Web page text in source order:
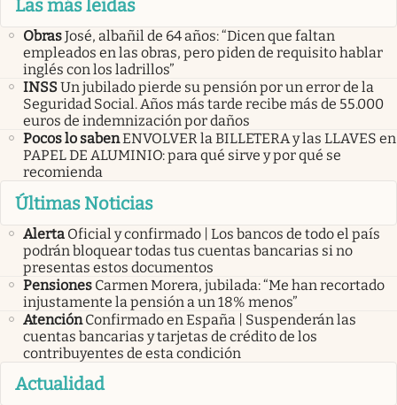
Las más leidas
ObrasJosé, albañil de 64 años: “Dicen que faltan
empleados en las obras, pero piden de requisito hablar
inglés con los ladrillos”
INSSUn jubilado pierde su pensión por un error de la
Seguridad Social. Años más tarde recibe más de 55.000
euros de indemnización por daños
Pocos lo sabenENVOLVER la BILLETERA y las LLAVES en
PAPEL DE ALUMINIO: para qué sirve y por qué se
recomienda
Últimas Noticias
Alerta Oficial y confirmado | Los bancos de todo el país
podrán bloquear todas tus cuentas bancarias si no
presentas estos documentos
Pensiones Carmen Morera, jubilada: “Me han recortado
injustamente la pensión a un 18% menos”
Atención Confirmado en España | Suspenderán las
cuentas bancarias y tarjetas de crédito de los
contribuyentes de esta condición
Actualidad